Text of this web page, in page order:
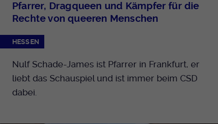
Pfarrer, Dragqueen und Kämpfer für die
Rechte von queeren Menschen
HESSEN
Nulf Schade-James ist Pfarrer in Frankfurt, er
liebt das Schauspiel und ist immer beim CSD
dabei.